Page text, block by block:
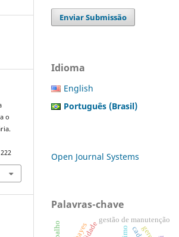
o
Enviar Submissão
Idioma
English
Português (Brasil)
Open Journal Systems
Palavras-chave
gestão de manutenção